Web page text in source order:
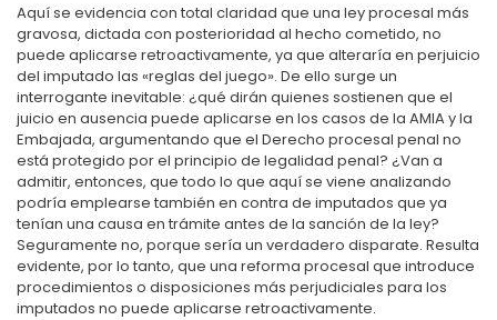
Aquí se evidencia con total claridad que una ley procesal más
gravosa, dictada con posterioridad al hecho cometido, no
puede aplicarse retroactivamente, ya que alteraría en perjuicio
del imputado las «reglas del juego». De ello surge un
interrogante inevitable: ¿qué dirán quienes sostienen que el
juicio en ausencia puede aplicarse en los casos de la AMIA y la
Embajada, argumentando que el Derecho procesal penal no
está protegido por el principio de legalidad penal? ¿Van a
admitir, entonces, que todo lo que aquí se viene analizando
podría emplearse también en contra de imputados que ya
tenían una causa en trámite antes de la sanción de la ley?
Seguramente no, porque sería un verdadero disparate. Resulta
evidente, por lo tanto, que una reforma procesal que introduce
procedimientos o disposiciones más perjudiciales para los
imputados no puede aplicarse retroactivamente.